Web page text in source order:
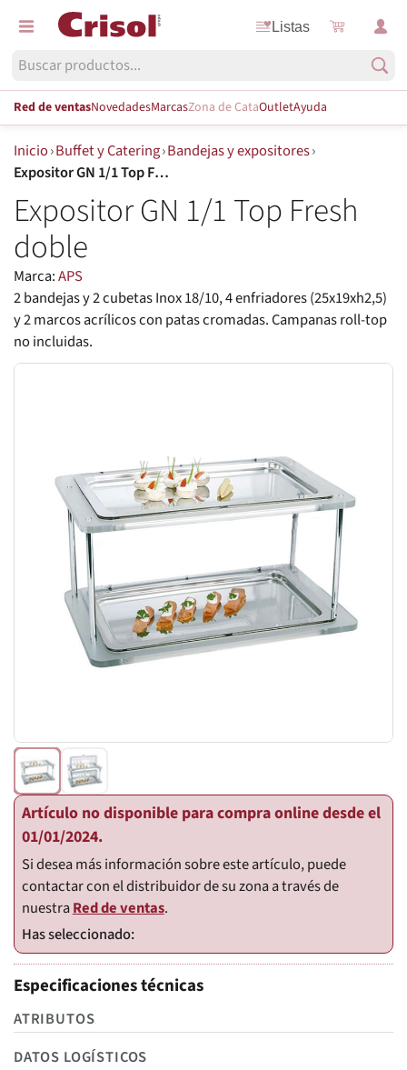
Listas
Red de ventasNovedadesMarcasZona de CataOutletAyuda
Inicio›Buffet y Catering›Bandejas y expositores›
Expositor GN 1/1 Top Fresh doble
Expositor GN 1/1 Top Fresh
doble
Marca:APS
2 bandejas y 2 cubetas Inox 18/10, 4 enfriadores (25x19xh2,5)
y 2 marcos acrílicos con patas cromadas. Campanas roll-top
no incluidas.
Artículo no disponible para compra online desde el
01/01/2024.
Si desea más información sobre este artículo, puede
contactar con el distribuidor de su zona a través de
nuestraRed de ventas.
Especificaciones técnicas
ATRIBUTOS
DATOS LOGÍSTICOS